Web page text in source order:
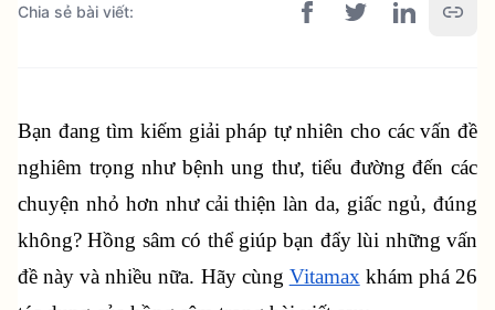
Chia sẻ bài viết:
Bạn đang tìm kiếm giải pháp tự nhiên cho các vấn đề
nghiêm trọng như bệnh ung thư, tiểu đường đến các
chuyện nhỏ hơn như cải thiện làn da, giấc ngủ, đúng
không? Hồng sâm có thể giúp bạn đẩy lùi những vấn
đề này và nhiều nữa. Hãy cùng Vitamax khám phá 26